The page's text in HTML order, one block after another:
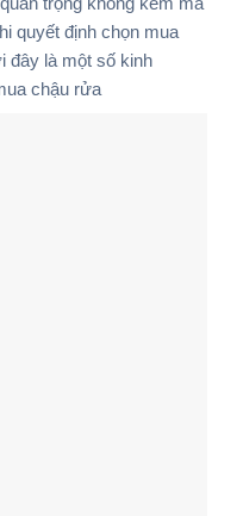
quyết định chọn mua
đây là một số kinh
chậu rửa